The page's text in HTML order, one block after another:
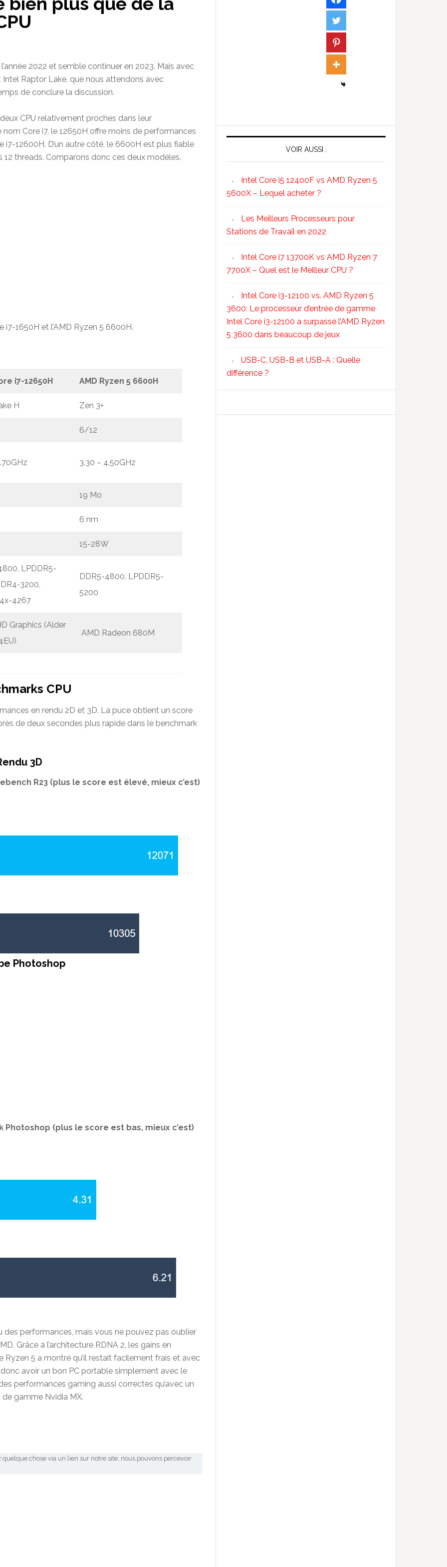
2022 et semble continuer en 2023. Mais avec
Raptor Lake, que nous attendons avec
de conclure la discussion.
CPU relativement proches dans leur
Core i7, le 12650H offre moins de performances
12600H. D’un autre côté, le 6600H est plus fiable
threads. Comparons donc ces deux modèles.
i7-1650H et l’AMD Ryzen 5 6600H.
i7-12650H AMD Ryzen 5 6600H
H Zen 3+
6/12
3.30 – 4.50GHz
19 Mo
6 nm
15-28W
LPDDR5-
3200,
4267
DDR5-4800, LPDDR5-
5200
Graphics (Alder
AMD Radeon 680M
CPU
en rendu 2D et 3D. La puce obtient un score
de deux secondes plus rapide dans le benchmark
3D
R23 (plus le score est élevé, mieux c’est)
Photoshop
(plus le score est bas, mieux c’est)
des performances, mais vous ne pouvez pas oublier
Grâce à l’architecture RDNA 2, les gains en
5 a montré qu’il restait facilement frais et avec
avoir un bon PC portable simplement avec le
performances gaming aussi correctes qu’avec un
gamme Nvidia MX.
chose via un lien sur notre site, nous pouvons percevoir
VOIR AUSSI :
Intel Core i5 12400F vs AMD Ryzen 5
5600X – Lequel acheter ?
Les Meilleurs Processeurs pour
Stations de Travail en 2022
Intel Core i7 13700K vs AMD Ryzen 7
7700X – Quel est le Meilleur CPU ?
Intel Core i3-12100 vs. AMD Ryzen 5
3600: Le processeur d’entrée de gamme
Intel Core i3-12100 a surpassé l’AMD Ryzen
5 3600 dans beaucoup de jeux
USB-C, USB-B et USB-A : Quelle
différence ?